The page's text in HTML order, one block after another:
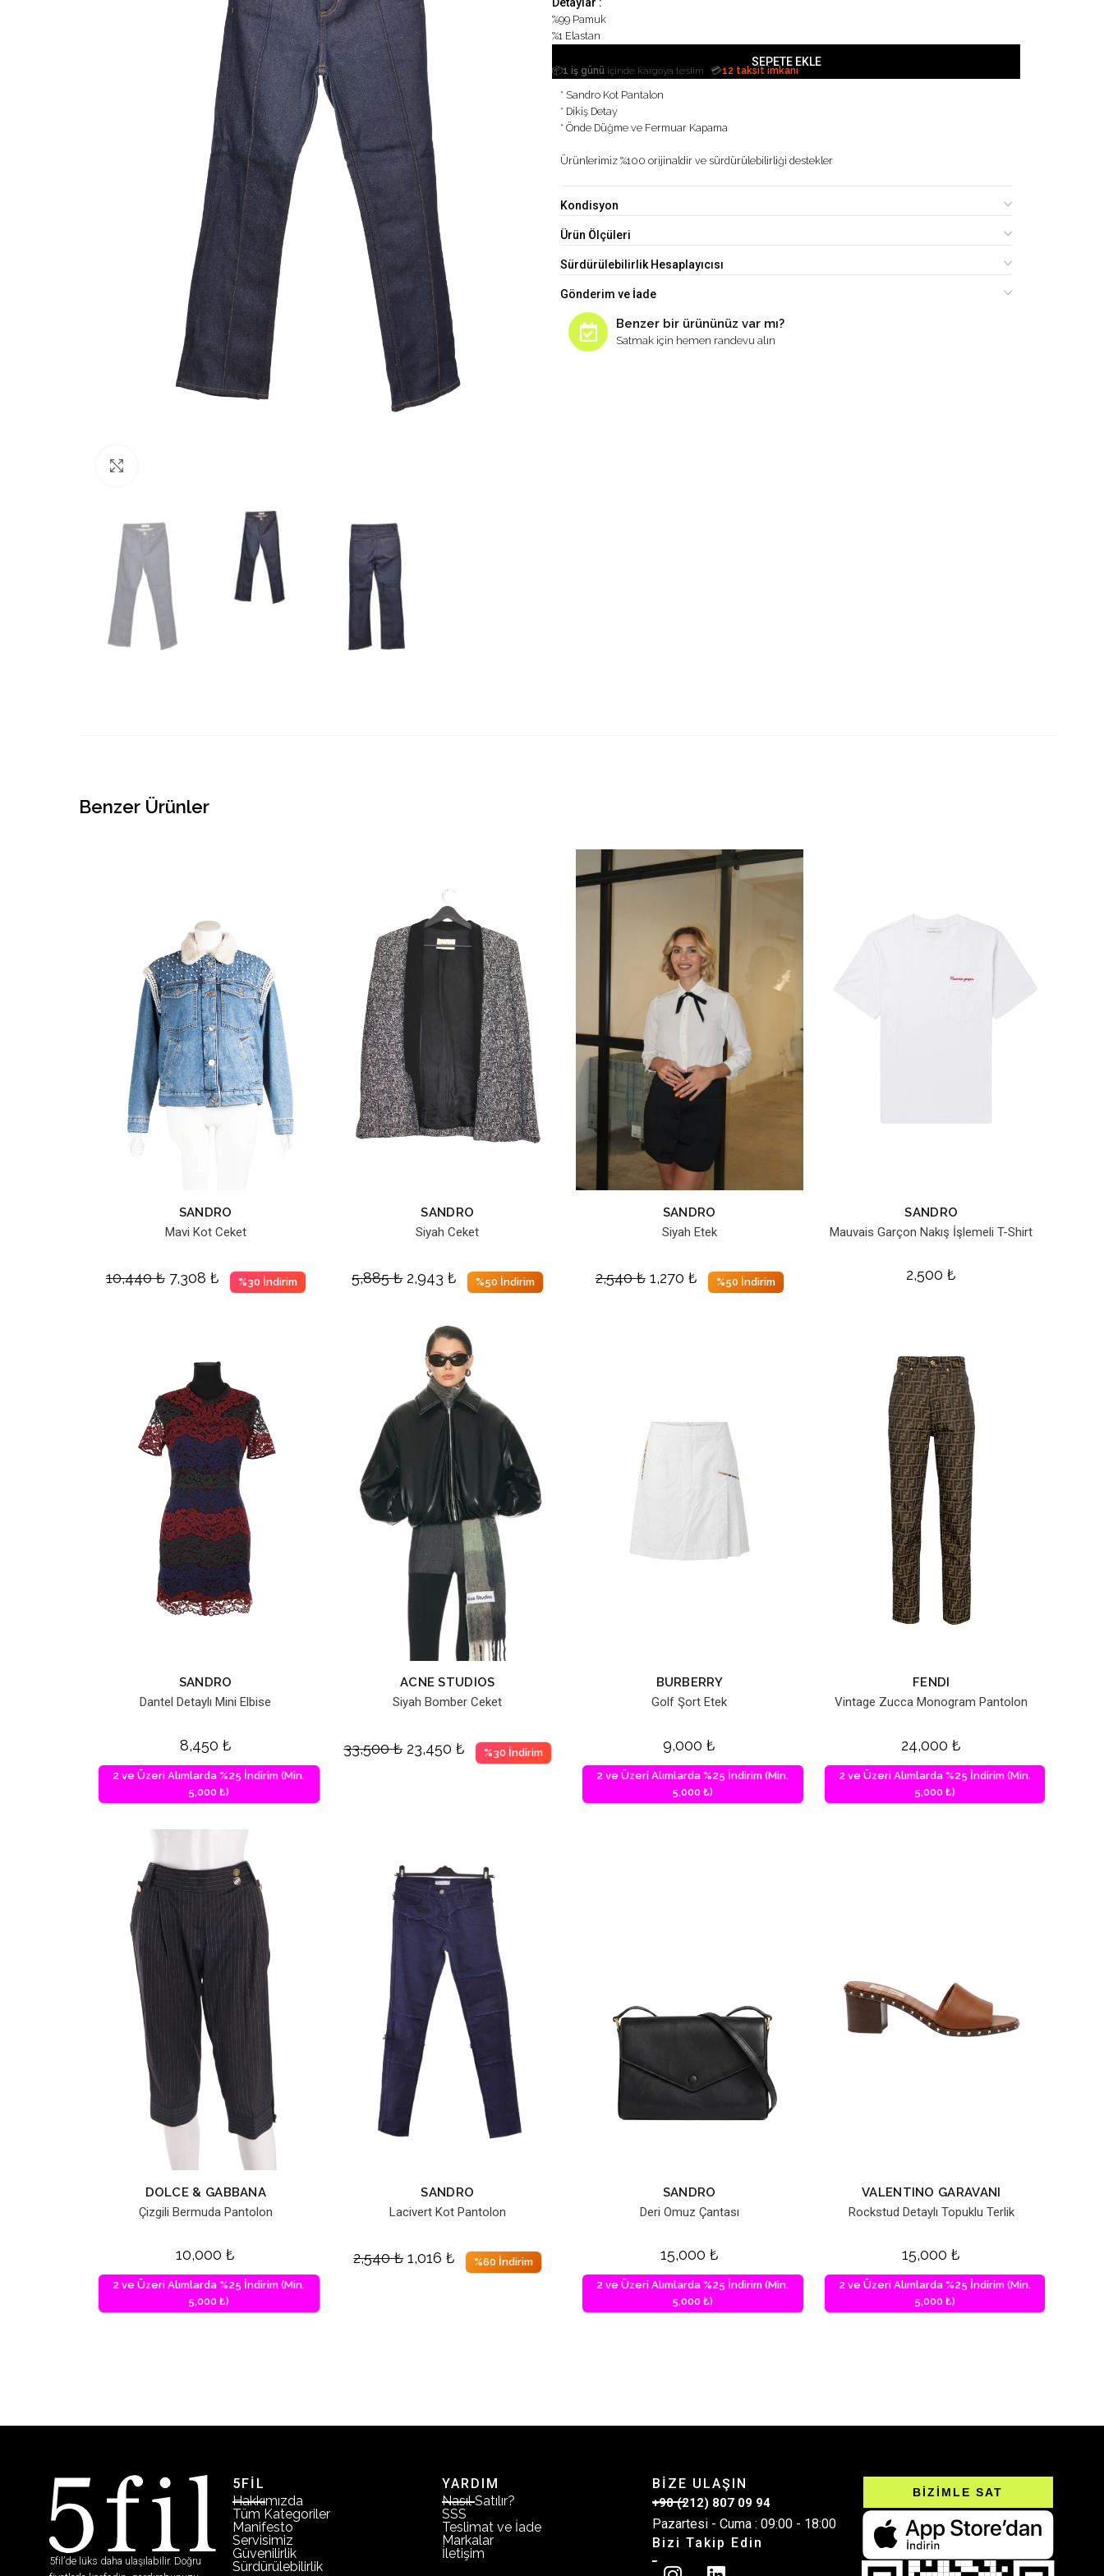
%99 Pamuk
%1 Elastan
SEPETE EKLE
📦1 iş günü içinde kargoya teslim 💳12 taksit imkanı
* Sandro Kot Pantalon
* Dikiş Detay
* Önde Düğme ve Fermuar Kapama
Ürünlerimiz %100 orijinaldir ve sürdürülebilirliği destekler
Kondisyon
Ürün Ölçüleri
Sürdürülebilirlik Hesaplayıcısı
Gönderim ve İade
Benzer bir ürününüz var mı?
Satmak için hemen randevu alın
Benzer Ürünler
SANDRO
Mavi Kot Ceket
10,440₺ 7,308 ₺ %30 İndirim
SANDRO
Siyah Ceket
5,885₺ 2,943₺ %50 İndirim
SANDRO
Siyah Etek
2,540₺ 1,270 ₺ %50 İndirim
SANDRO
Mauvais Garçon Nakış İşlemeli T-Shirt
2,500₺
SANDRO
Dantel Detaylı Mini Elbise
8,450 ₺
2 ve Üzeri Alımlarda %25 İndirim (Min.
5,000 ₺)
ACNE STUDIOS
Siyah Bomber Ceket
33,500₺ 23,450₺ %30 İndirim
BURBERRY
Golf Şort Etek
9,000₺
2 ve Üzeri Alımlarda %25 İndirim (Min.
5,000 ₺)
FENDI
Vintage Zucca Monogram Pantolon
24,000₺
2 ve Üzeri Alımlarda %25 İndirim (Min.
5,000 ₺)
DOLCE & GABBANA
Çizgili Bermuda Pantolon
10,000₺
2 ve Üzeri Alımlarda %25 İndirim (Min.
5,000 ₺)
SANDRO
Lacivert Kot Pantolon
2,540₺ 1,016₺ %60 İndirim
SANDRO
Deri Omuz Çantası
15,000 ₺
2 ve Üzeri Alımlarda %25 İndirim (Min.
5,000 ₺)
VALENTINO GARAVANI
Rockstud Detaylı Topuklu Terlik
15,000₺
2 ve Üzeri Alımlarda %25 İndirim (Min.
5,000 ₺)
5fil’de lüks daha ulaşılabilir. Doğru
5FİL
Hakkımızda
Tüm Kategoriler
Manifesto
Servisimiz
Güvenilirlik
Sürdürülebilirlik
YARDIM
Nasıl Satılır?
SSS
Teslimat ve İade
Markalar
İletişim
BİZE ULAŞIN
+90 (212) 807 09 94
Pazartesi - Cuma : 09:00 - 18:00
Bizi Takip Edin
BİZİMLE SAT